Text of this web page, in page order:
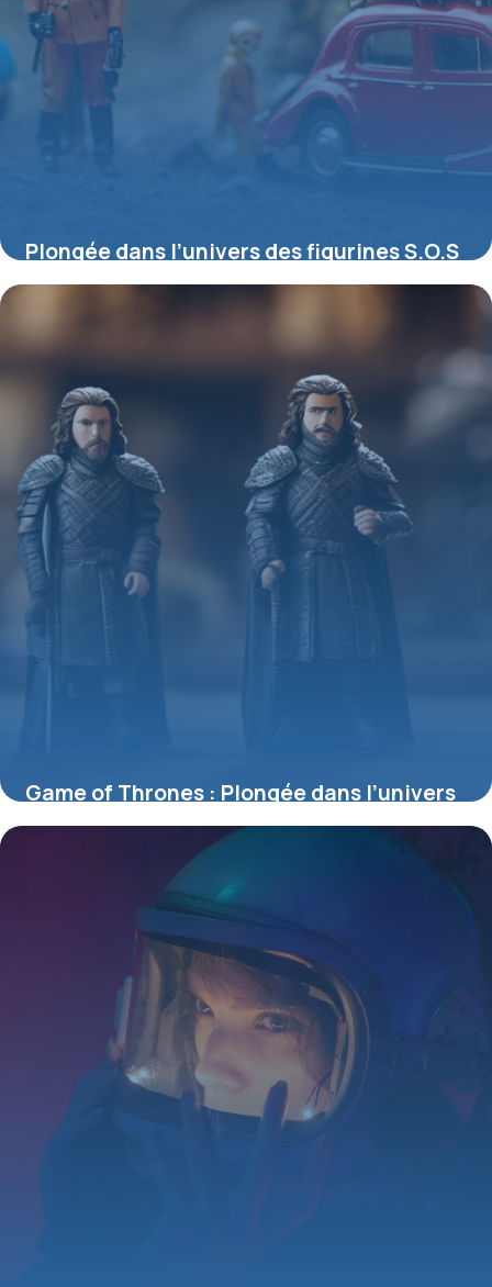
Plongée dans l’univers des figurines S.O.S
Fantômes : entre nostalgie et collection
Game of Thrones : Plongée dans l’univers
des figurines incontournables